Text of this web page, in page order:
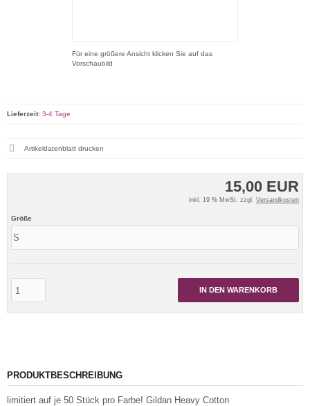
Für eine größere Ansicht klicken Sie auf das
Vorschaubild
15,00 EUR
inkl. 19 % MwSt. zzgl. Versandkosten
Größe
IN DEN WARENKORB
Lieferzeit: 3-4 Tage
Artikeldatenblatt drucken
PRODUKTBESCHREIBUNG
limitiert auf je 50 Stück pro Farbe! Gildan Heavy Cotton